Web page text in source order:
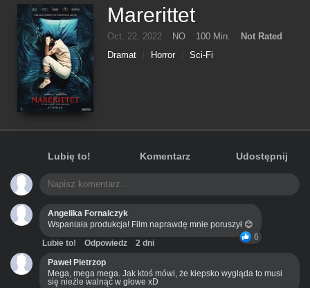
Marerittet
Oct. 22, 2022 NO 100 Min.
Not Rated
Dramat
Horror Sci-Fi
Lubię to! Komentarz Udostępnij
Angelika Fornalczyk
Wspaniała produkcja! Film naprawdę mnie poruszył 😊
6
Lubie to! Odpowiedz
2 dni
Paweł Pietrzop
Mega, mega mega. Jak ktoś mówi, że kiepsko wygląda to musi
się nieźle walnąć w głowe xD